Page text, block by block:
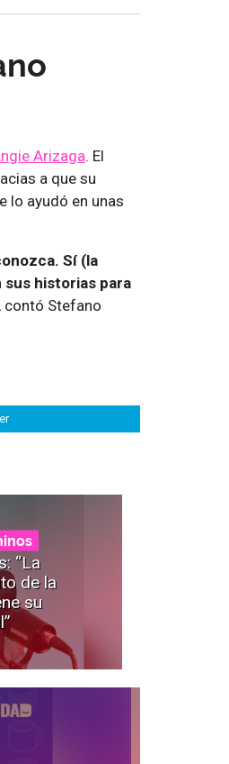
Arizaga. El
a que su
lo ayudó en unas
Sí (la
sus historias para
, contó Stefano
“La
de la
su